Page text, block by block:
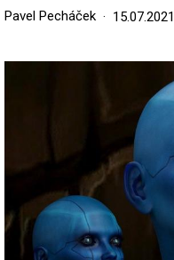
Pavel Pecháček 15.07.2021